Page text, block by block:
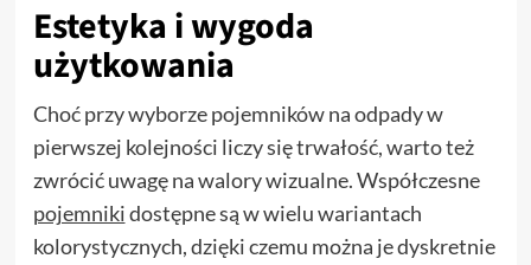
Estetyka i wygoda
użytkowania
Choć przy wyborze pojemników na odpady w
pierwszej kolejności liczy się trwałość, warto też
zwrócić uwagę na walory wizualne. Współczesne
pojemnikidostępne są w wielu wariantach
kolorystycznych, dzięki czemu można je dyskretnie